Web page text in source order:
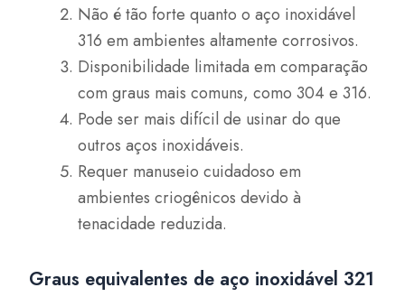
Não é tão forte quanto o aço inoxidável
316 em ambientes altamente corrosivos.
Disponibilidade limitada em comparação
com graus mais comuns, como 304 e 316.
Pode ser mais difícil de usinar do que
outros aços inoxidáveis.
Requer manuseio cuidadoso em
ambientes criogênicos devido à
tenacidade reduzida.
Graus equivalentes de aço inoxidável 321